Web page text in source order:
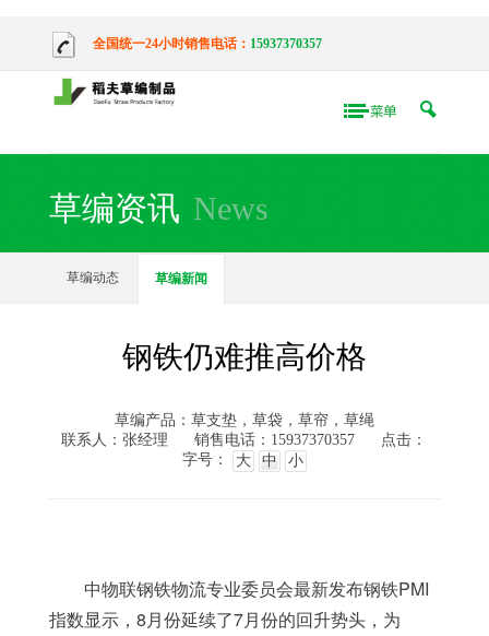
全国统一24小时销售电话： 15937370357
草编资讯 News
草编动态 草编新闻
钢铁仍难推高价格
草编产品：草支垫，草袋，草帘，草绳
联系人：张经理
销售电话：15937370357
点击：
字号：
大 中 小
指数显示，8月份延续了7月份的回升势头，为